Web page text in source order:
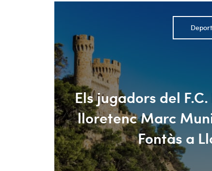
Els jugadors del
lloretenc Marc
Fontàs a